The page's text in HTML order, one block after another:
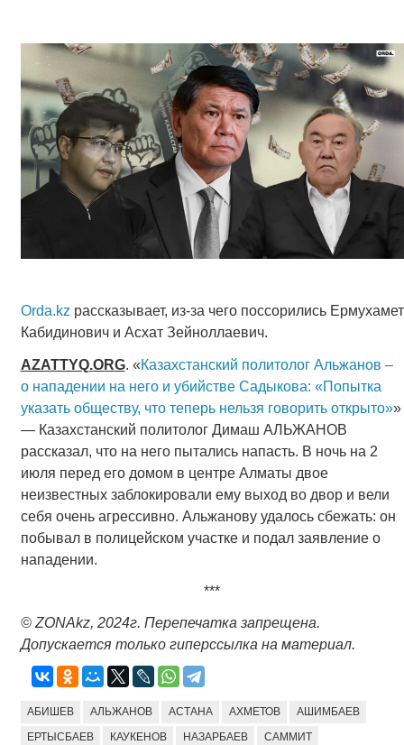
Orda.kz рассказывает, из-за чего поссорились Ермухамет
Кабидинович и Асхат Зейноллаевич.
AZATTYQ.ORG. «Казахстанский политолог Альжанов –
о нападении на него и убийстве Садыкова: «Попытка
указать обществу, что теперь нельзя говорить открыто»»
— Казахстанский политолог Димаш АЛЬЖАНОВ
рассказал, что на него пытались напасть. В ночь на 2
июля перед его домом в центре Алматы двое
неизвестных заблокировали ему выход во двор и вели
себя очень агрессивно. Альжанову удалось сбежать: он
побывал в полицейском участке и подал заявление о
нападении.
***
© ZONAkz, 2024г. Перепечатка запрещена.
Допускается только гиперссылка на материал.
АБИШЕВ АЛЬЖАНОВ АСТАНА АХМЕТОВ АШИМБАЕВ
ЕРТЫСБАЕВ КАУКЕНОВ НАЗАРБАЕВ САММИТ